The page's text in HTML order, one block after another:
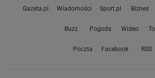
Gazeta.pl Wiadomości Sport.pl Biznes
Buzz Pogoda Wideo
Poczta Facebook RSS